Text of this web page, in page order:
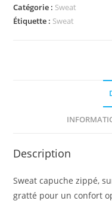
Catégorie : Sweat
Étiquette : Sweat
Description
Sweat capuche zippé,
gratté pour un confort